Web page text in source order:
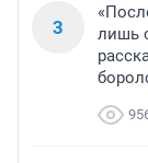
3
лишь